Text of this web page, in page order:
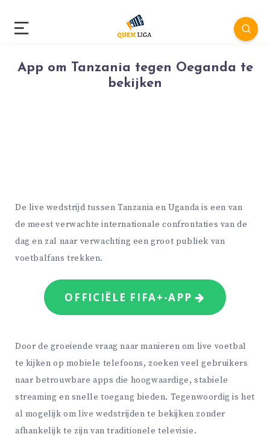
App om Tanzania tegen Oeganda te
bekijken
De live wedstrijd tussen Tanzania en Uganda is een van
de meest verwachte internationale confrontaties van de
dag en zal naar verwachting een groot publiek van
voetbalfans trekken.
OFFICIËLE FIFA+-APP
Door de groeiende vraag naar manieren om live voetbal
te kijken op mobiele telefoons, zoeken veel gebruikers
naar betrouwbare apps die hoogwaardige, stabiele
streaming en snelle toegang bieden. Tegenwoordig is het
al mogelijk om live wedstrijden te bekijken zonder
afhankelijk te zijn van traditionele televisie.